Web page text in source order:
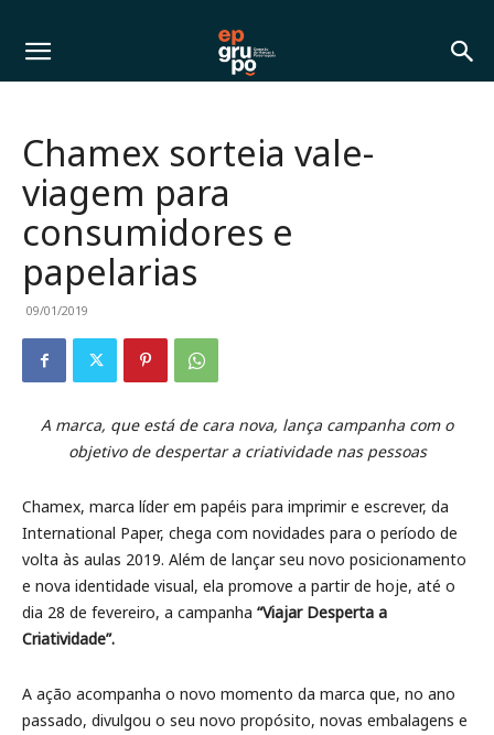
Chamex sorteia vale-
viagem para
consumidores e
papelarias
09/01/2019
A marca, que está de cara nova, lança campanha com o
objetivo de despertar a criatividade nas pessoas
Chamex, marca líder em papéis para imprimir e escrever, da
International Paper, chega com novidades para o período de
volta às aulas 2019. Além de lançar seu novo posicionamento
e nova identidade visual, ela promove a partir de hoje, até o
dia 28 de fevereiro, a campanha “Viajar Desperta a
Criatividade”.
A ação acompanha o novo momento da marca que, no ano
passado, divulgou o seu novo propósito, novas embalagens e